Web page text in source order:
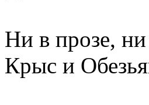
Ни в прозе,
Крыс и